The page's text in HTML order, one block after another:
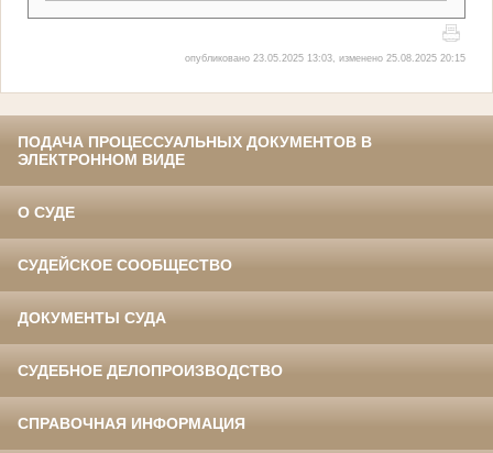
опубликовано 23.05.2025 13:03, изменено 25.08.2025 20:15
ПОДАЧА ПРОЦЕССУАЛЬНЫХ ДОКУМЕНТОВ В
ЭЛЕКТРОННОМ ВИДЕ
О СУДЕ
СУДЕЙСКОЕ СООБЩЕСТВО
ДОКУМЕНТЫ СУДА
СУДЕБНОЕ ДЕЛОПРОИЗВОДСТВО
СПРАВОЧНАЯ ИНФОРМАЦИЯ